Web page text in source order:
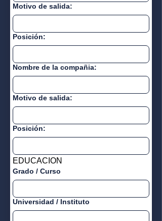
Motivo de salida:
Posición:
Nombre de la compañia:
Motivo de salida:
Posición:
EDUCACION
Grado / Curso
Universidad / Instituto